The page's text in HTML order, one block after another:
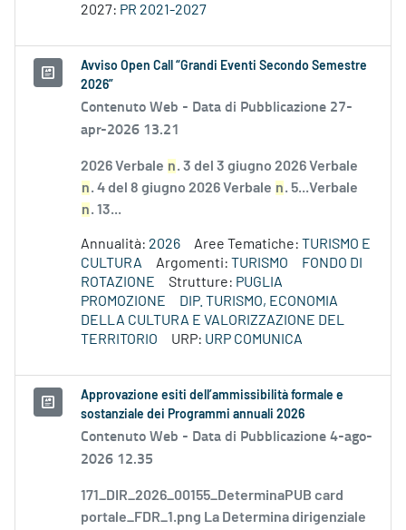
2027: PR 2021-2027
Avviso Open Call “Grandi Eventi Secondo Semestre
2026”
Contenuto Web - Data di Pubblicazione 27-
apr-2026 13.21
2026 Verbale n. 3 del 3 giugno 2026 Verbale
n. 4 del 8 giugno 2026 Verbale n. 5...Verbale
n. 13...
Annualità: 2026 Aree Tematiche: TURISMO E
CULTURA
Argomenti: TURISMO
FONDO DI
ROTAZIONE
Strutture: PUGLIA
PROMOZIONE
DIP. TURISMO, ECONOMIA
DELLA CULTURA E VALORIZZAZIONE DEL
TERRITORIO
URP: URP COMUNICA
Approvazione esiti dell’ammissibilità formale e
sostanziale dei Programmi annuali 2026
Contenuto Web - Data di Pubblicazione 4-ago-
2026 12.35
171_DIR_2026_00155_DeterminaPUB card
portale_FDR_1.png La Determina dirigenziale